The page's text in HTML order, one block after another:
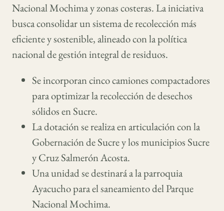
Nacional Mochima y zonas costeras. La iniciativa
busca consolidar un sistema de recolección más
eficiente y sostenible, alineado con la política
nacional de gestión integral de residuos.
Se incorporan cinco camiones compactadores
para optimizar la recolección de desechos
sólidos en Sucre.
La dotación se realiza en articulación con la
Gobernación de Sucre y los municipios Sucre
y Cruz Salmerón Acosta.
Una unidad se destinará a la parroquia
Ayacucho para el saneamiento del Parque
Nacional Mochima.